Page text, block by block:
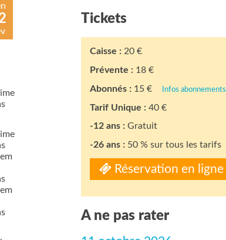
Tickets
Caisse : 20 €
Prévente : 18 €
Abonnés : 15 € Infos abonnements
Tarif Unique : 40 €
-12 ans : Gratuit
-26 ans : 50 % sur tous les tarifs
Réservation en ligne
A ne pas rater